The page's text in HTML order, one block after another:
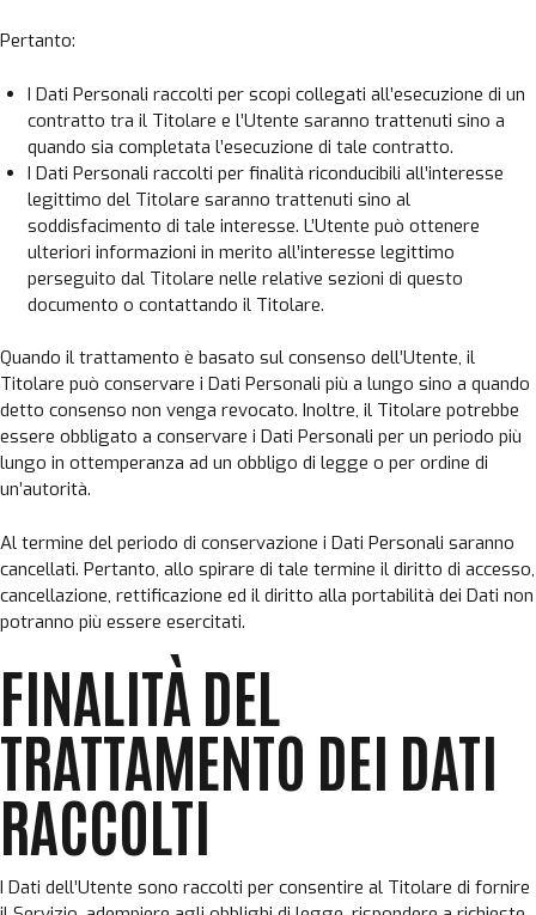
Pertanto:
I Dati Personali raccolti per scopi collegati all’esecuzione di un
contratto tra il Titolare e l’Utente saranno trattenuti sino a
quando sia completata l’esecuzione di tale contratto.
I Dati Personali raccolti per finalità riconducibili all’interesse
legittimo del Titolare saranno trattenuti sino al
soddisfacimento di tale interesse. L’Utente può ottenere
ulteriori informazioni in merito all’interesse legittimo
perseguito dal Titolare nelle relative sezioni di questo
documento o contattando il Titolare.
Quando il trattamento è basato sul consenso dell’Utente, il
Titolare può conservare i Dati Personali più a lungo sino a quando
detto consenso non venga revocato. Inoltre, il Titolare potrebbe
essere obbligato a conservare i Dati Personali per un periodo più
lungo in ottemperanza ad un obbligo di legge o per ordine di
un’autorità.
Al termine del periodo di conservazione i Dati Personali saranno
cancellati. Pertanto, allo spirare di tale termine il diritto di accesso,
cancellazione, rettificazione ed il diritto alla portabilità dei Dati non
potranno più essere esercitati.
FINALITÀ DEL
TRATTAMENTO DEI DATI
RACCOLTI
I Dati dell’Utente sono raccolti per consentire al Titolare di fornire